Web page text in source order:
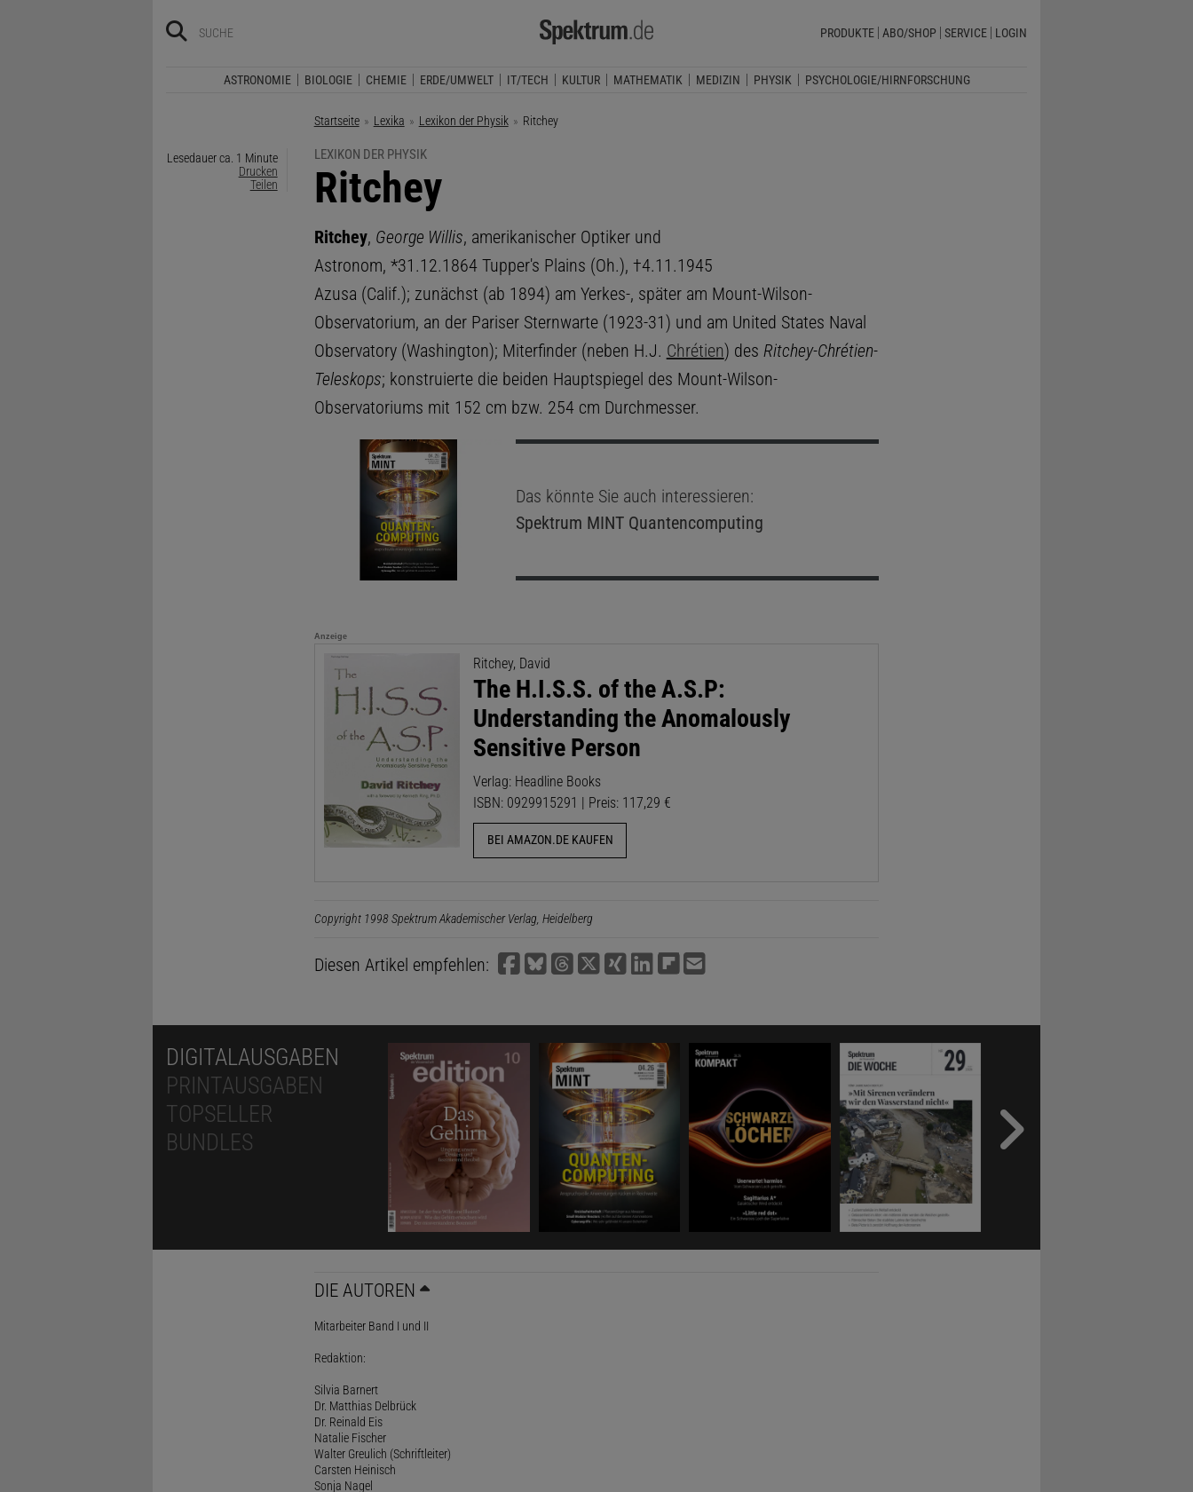
PRODUKTE ABO/SHOP SERVICE LOGIN
ASTRONOMIE BIOLOGIE CHEMIE ERDE/UMWELT IT/TECH KULTUR MATHEMATIK MEDIZIN PHYSIK PSYCHOLOGIE/HIRNFORSCHUNG
Startseite Lexika Lexikon der Physik Aktuelle Seite:
Ritchey
Lesedauer ca. 1 Minute
Drucken
Teilen
LEXIKON DER PHYSIK
:
Ritchey
Ritchey, George Willis, amerikanischer Optiker und
Astronom, *31.12.1864 Tupper's Plains (Oh.), †4.11.1945
Azusa (Calif.); zunächst (ab 1894) am Yerkes-, später am Mount-Wilson-
Observatorium, an der Pariser Sternwarte (1923-31) und am United States Naval
Observatory (Washington); Miterfinder (neben H.J. Chrétien) des Ritchey-Chrétien-
Teleskops; konstruierte die beiden Hauptspiegel des Mount-Wilson-
Observatoriums mit 152 cm bzw. 254 cm Durchmesser.
Das könnte Sie auch interessieren:
Spektrum MINTQuantencomputing
Anzeige
Ritchey, David
The H.I.S.S. of the A.S.P:
Understanding the Anomalously
Sensitive Person
Verlag: Headline Books
ISBN: 0929915291 | Preis: 117,29 €
BEI AMAZON.DE KAUFEN
Copyright 1998 Spektrum Akademischer Verlag, Heidelberg
Diesen Artikel empfehlen:
DIGITALAUSGABEN
PRINTAUSGABEN
TOPSELLER
BUNDLES
DIE AUTOREN
Mitarbeiter Band I und II
Redaktion:
Silvia Barnert
Dr. Matthias Delbrück
Dr. Reinald Eis
Natalie Fischer
Walter Greulich (Schriftleiter)
Carsten Heinisch
Sonja Nagel